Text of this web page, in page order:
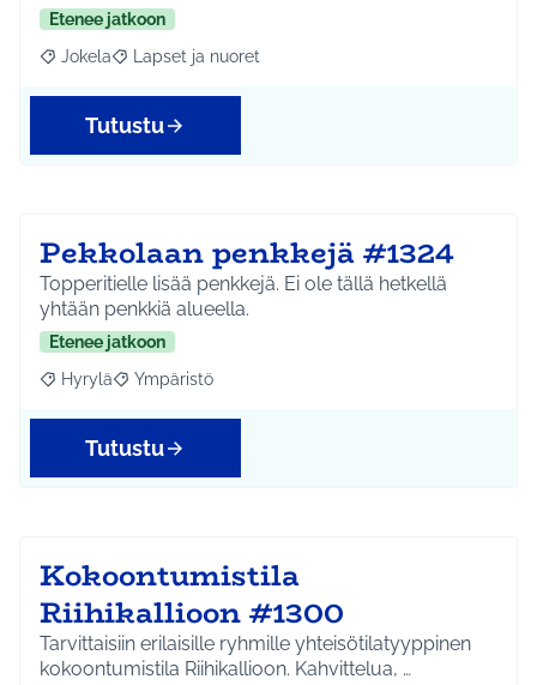
Etenee jatkoon
Rajaa tulokset aihepiirin mukaan: Jokela
Jokela Rajaa tulokset teeman mukaan: Lapset ja nuoret
Lapset ja nuoret
Tutustu
Pekkolaan penkkejä #1324
Topperitielle lisää penkkejä. Ei ole tällä hetkellä
yhtään penkkiä alueella.
Etenee jatkoon
Rajaa tulokset aihepiirin mukaan: Hyrylä
Hyrylä Rajaa tulokset teeman mukaan: Ympäristö
Ympäristö
Tutustu
Kokoontumistila
Riihikallioon #1300
Tarvittaisiin erilaisille ryhmille yhteisötilatyyppinen
kokoontumistila Riihikallioon. Kahvittelua, …